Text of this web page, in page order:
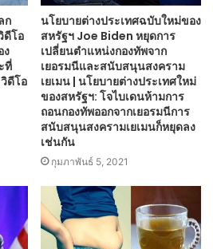
ก
ดีโอ
ง
ที่
ดีโอ
นโยบายต่างประเทศฉบับใหม่ของ
สหรัฐฯ Joe Biden หยุดการ
เปลี่ยนตำแหน่งกองทัพจาก
เยอรมนีและสนับสนุนสงคราม
เยเมน | นโยบายต่างประเทศใหม่
ของสหรัฐฯ: โจไบเดนห้ามการ
ถอนกองทัพออกจากเยอรมนีการ
สนับสนุนสงครามเยเมนก็หยุดลง
เช่นกัน
กุมภาพันธ์ 5, 2021